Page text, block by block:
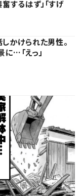
するはず」「すげ
かけられた男性。
…「えっ」